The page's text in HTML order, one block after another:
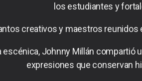
los estudiantes y
creativos y maestros reunidos
escénica, Johnny Millán compartió
expresiones que conservan